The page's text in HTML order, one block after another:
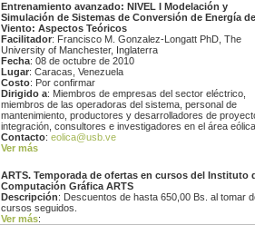
Entrenamiento avanzado: NIVEL I Modelación y
Simulación de Sistemas de Conversión de Energía
Viento: Aspectos Teóricos
Facilitador: Francisco M. Gonzalez-Longatt PhD, The
University of Manchester, Inglaterra
Fecha: 08 de octubre de 2010
Lugar: Caracas, Venezuela
Costo: Por confirmar
Dirigido a: Miembros de empresas del sector eléctrico,
miembros de las operadoras del sistema, personal de
mantenimiento, productores y desarrolladores de
integración, consultores e investigadores en el área
Contacto: eolica@usb.ve
Ver más
ARTS. Temporada de ofertas en cursos del Instituto
Computación Gráfica ARTS
Descripción: Descuentos de hasta 650,00 Bs. al tomar
cursos seguidos.
Ver más: